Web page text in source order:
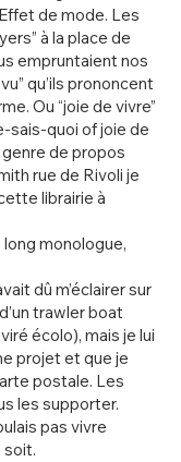
de mode. Les
à la place de
empruntaient nos
qu’ils prononcent
Ou “joie de vivre”
sais-quoi of joie de
genre de propos
rue de Rivoli je
librairie à
monologue,
dû m’éclairer sur
trawler boat
écolo), mais je lui
projet et que je
postale. Les
les supporter.
pas vivre
soit.